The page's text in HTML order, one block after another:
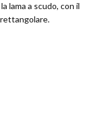
lama a scudo, con il
rettangolare.